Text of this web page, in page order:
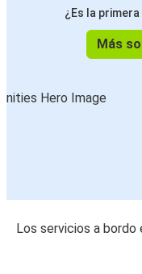
¿Es la
Más
Los servicios a bordo